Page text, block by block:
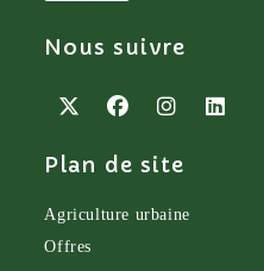
Nous suivre
dans
nouvel
onglet
dans
nouvel
dans
nouvel
Plan de site
Agriculture urbaine
Offres